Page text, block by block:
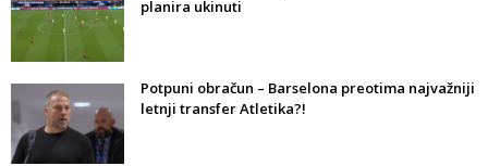
planira ukinuti
Potpuni obračun – Barselona preotima najvažniji
letnji transfer Atletika?!